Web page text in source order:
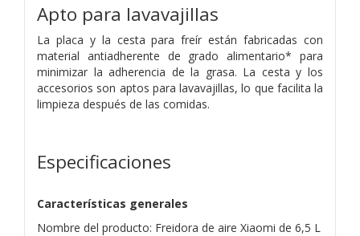
Apto para lavavajillas
La placa y la cesta para freír están fabricadas con
material antiadherente de grado alimentario* para
minimizar la adherencia de la grasa. La cesta y los
accesorios son aptos para lavavajillas, lo que facilita la
limpieza después de las comidas.
Especificaciones
Características generales
Nombre del producto: Freidora de aire Xiaomi de 6,5 L